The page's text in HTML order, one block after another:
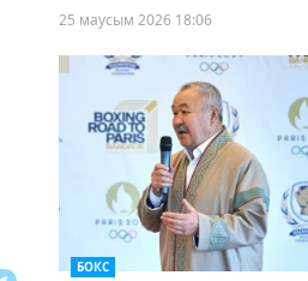
25 маусым 2026 18:06
БОКС